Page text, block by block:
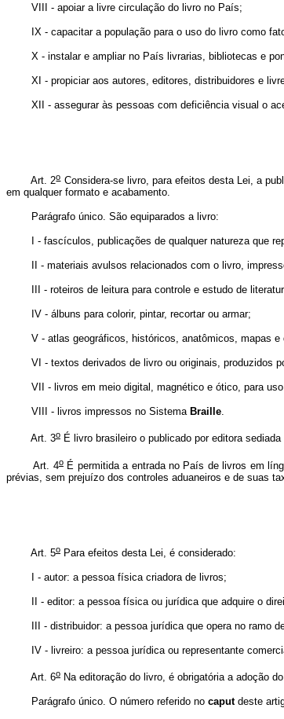
VIII - apoiar a livre circulação do livro no País;
IX - capacitar a população para o uso do livro como
X - instalar e ampliar no País livrarias, bibliotecas e
XI - propiciar aos autores, editores, distribuidores e
XII - assegurar às pessoas com deficiência visual o
Art. 2oConsidera-se livro, para efeitos desta Lei, a
em qualquer formato e acabamento.
Parágrafo único. São equiparados a livro:
I - fascículos, publicações de qualquer natureza que
II - materiais avulsos relacionados com o livro,
III - roteiros de leitura para controle e estudo de
IV - álbuns para colorir, pintar, recortar ou armar;
V - atlas geográficos, históricos, anatômicos, mapas e
VI - textos derivados de livro ou originais, produzidos
VII - livros em meio digital, magnético e ótico, para uso
VIII - livros impressos no Sistema Braille.
Art. 3o É livro brasileiro o publicado por editora
Art. 4oÉ permitida a entrada no País de livros em
prévias, sem prejuízo dos controles aduaneiros e de suas
Art. 5o Para efeitos desta Lei, é considerado:
I - autor: a pessoa física criadora de livros;
II - editor: a pessoa física ou jurídica que adquire o
III - distribuidor: a pessoa jurídica que opera no ramo de
IV - livreiro: a pessoa jurídica ou representante
Art. 6o Na editoração do livro, é obrigatória a adoção
Parágrafo único. O número referido no caputdeste